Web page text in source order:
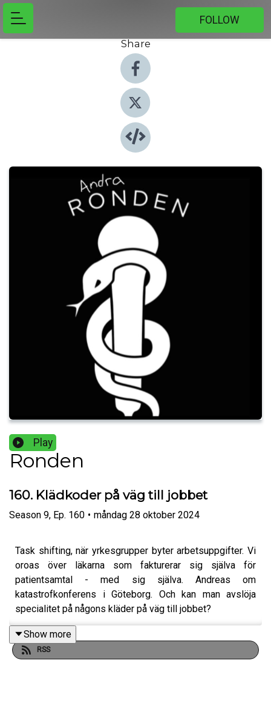
FOLLOW
Share
Play
Ronden
160. Klädkoder på väg till jobbet
Season 9, Ep. 160 • måndag 28 oktober 2024
Task shifting, när yrkesgrupper byter arbetsuppgifter. Vi
oroas över läkarna som fakturerar sig själva för
patientsamtal - med sig själva. Andreas om
katastrofkonferens i Göteborg. Och kan man avslöja
specialitet på någons kläder på väg till jobbet?
Show more
RSS